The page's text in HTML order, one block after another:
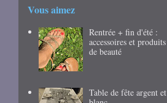
Vous aimez
Rentrée + fin d'été :
accessoires et produits
de beauté
Table de fête argent et